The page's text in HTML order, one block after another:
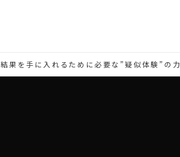
結果を手に入れるために必要な”疑似体験”の力